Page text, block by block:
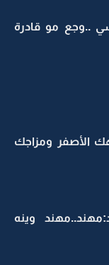
..وجع مو قادرة
الأصفر ومزاجك
وينه